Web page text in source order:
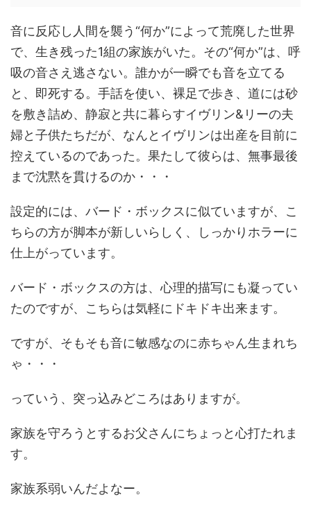
音に反応し人間を襲う“何か”によって荒廃した世界
で、生き残った1組の家族がいた。その“何か”は、呼
吸の音さえ逃さない。誰かが一瞬でも音を立てる
と、即死する。手話を使い、裸足で歩き、道には砂
を敷き詰め、静寂と共に暮らすイヴリン&リーの夫
婦と子供たちだが、なんとイヴリンは出産を目前に
控えているのであった。果たして彼らは、無事最後
まで沈黙を貫けるのか・・・
設定的には、バード・ボックスに似ていますが、こ
ちらの方が脚本が新しいらしく、しっかりホラーに
仕上がっています。
バード・ボックスの方は、心理的描写にも凝ってい
たのですが、こちらは気軽にドキドキ出来ます。
ですが、そもそも音に敏感なのに赤ちゃん生まれち
ゃ・・・
っていう、突っ込みどころはありますが。
家族を守ろうとするお父さんにちょっと心打たれま
す。
家族系弱いんだよなー。